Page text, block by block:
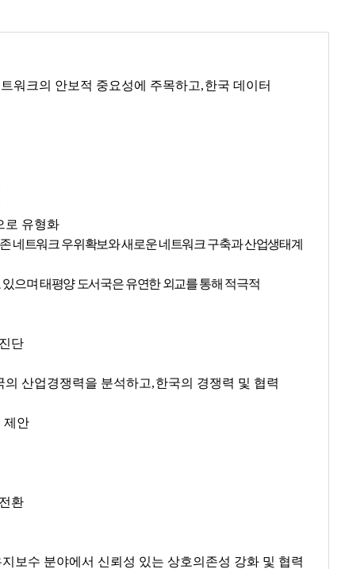
워크의 안보적 중요성에 주목하고,한국 데이터
로 유형화
네트워크 우위확보와 새로운 네트워크 구축과 산업생태계
으며 태평양 도서국은 유연한 외교를 통해 적극적
단
의 산업경쟁력을 분석하고,한국의 경쟁력 및 협력
제안
환
보수 분야에서 신뢰성 있는 상호의존성 강화 및 협력